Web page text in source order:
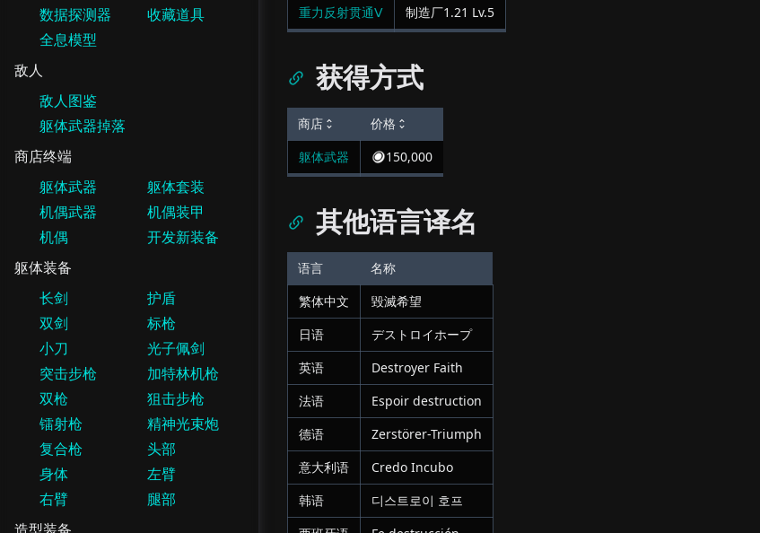
数据探测器
收藏道具
全息模型
敌人
敌人图鉴
躯体武器掉落
商店终端
躯体武器
躯体套装
机偶武器
机偶装甲
机偶
开发新装备
躯体装备
长剑
护盾
双剑
标枪
小刀
光子佩剑
突击步枪
加特林机枪
双枪
狙击步枪
镭射枪
精神光束炮
复合枪
头部
身体
左臂
右臂
腿部
重力反射贯通Ⅴ
制造厂1.21 Lv.5
获得方式
商店
价格
躯体武器
150,000
其他语言译名
语言
名称
繁体中文
毀滅希望
日语
デストロイホープ
英语
Destroyer Faith
法语
Espoir destruction
德语
Zerstörer-Triumph
意大利语
Credo Incubo
韩语
디스트로이 호프